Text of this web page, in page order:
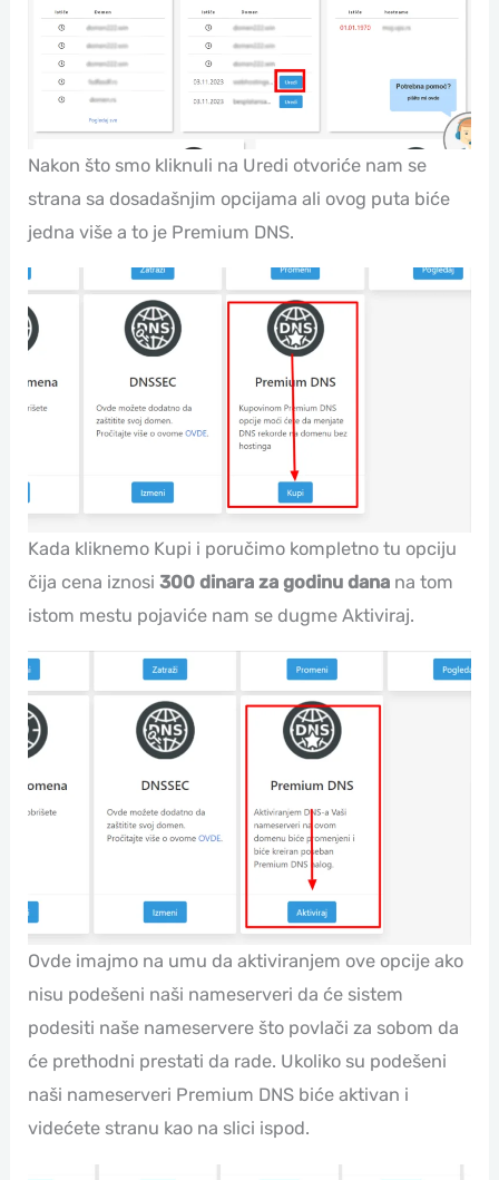
Nakon što smo kliknuli na Uredi otvoriće nam se
strana sa dosadašnjim opcijama ali ovog puta biće
jedna više a to je Premium DNS.
Kada kliknemo Kupi i poručimo kompletno tu opciju
čija cena iznosi300 dinara za godinu dana na tom
istom mestu pojaviće nam se dugme Aktiviraj.
Ovde imajmo na umu da aktiviranjem ove opcije ako
nisu podešeni naši nameserveri da će sistem
podesiti naše nameservere što povlači za sobom da
će prethodni prestati da rade. Ukoliko su podešeni
naši nameserveri Premium DNS biće aktivan i
videćete stranu kao na slici ispod.